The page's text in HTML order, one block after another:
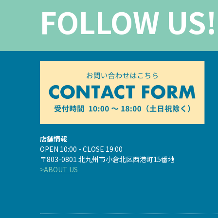
FOLLOW
店舗情報
OPEN 10:00 - CLOSE 19:00
〒803-0801 北九州市小倉北区西港町15番地
>ABOUT US